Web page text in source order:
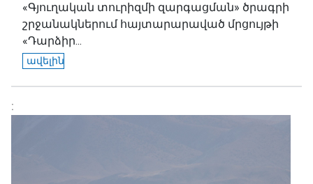
«Գյուղական տուրիզմի զարգացման» ծրագրի
շրջանակներում հայտարարաված մրցույթի
«Դարձիր...
ավելին